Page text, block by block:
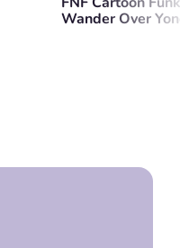
Wander Over